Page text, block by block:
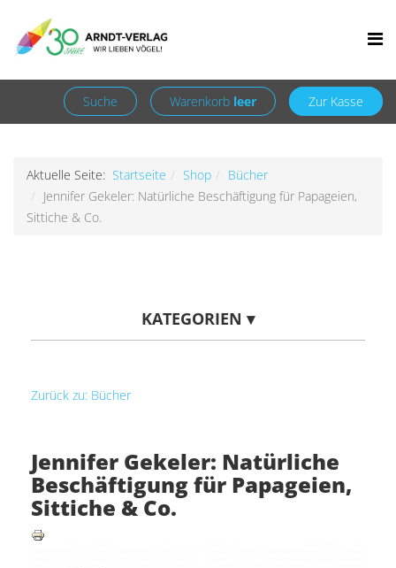
+49 7252 9707310
Anmelden
Registrieren
Suche
Warenkorb leer Zur Kasse
Aktuelle Seite: Startseite Shop
Bücher
Jennifer Gekeler: Natürliche Beschäftigung für Papageien,
Sittiche & Co.
KATEGORIEN ▾
Zurück zu: Bücher
Jennifer Gekeler: Natürliche
Beschäftigung für Papageien,
Sittiche & Co.